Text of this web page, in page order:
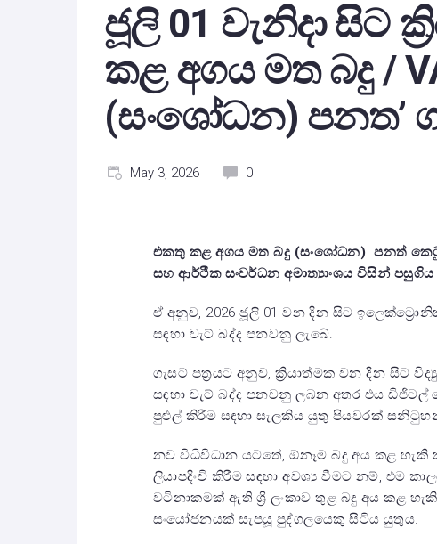
ජූලි 01 වැනිදා සිට
කළ අගය මත බදු /
(සංශෝධන) පනත’
May 3, 2026 0
එකතු කළ අගය මත බදු (සංශෝධන) පනත්
සහ ආර්ථික සංවර්ධන අමාත්‍යාංශය විසින් පසුගිය
ඒ අනුව, 2026 ජූලි 01 වන දින සිට
සඳහා වැට් බද්ද පනවනු ලැබේ.
ගැසට් පත්‍රයට අනුව, ක්‍රියාත්මක වන දින සිට
සඳහා වැට් බද්ද පනවනු ලබන අතර එය ඩිජිටල්
පුළුල් කිරීම සඳහා සැලකිය යුතු පියවරක්
නව විධිවිධාන යටතේ, ඕනෑම බදු අය කළ හැකි
ලියාපදිංචි කිරීම සඳහා අවශ්‍ය වීමට නම්, එම
වටිනාකමක් ඇති ශ්‍රී ලංකාව තුළ බදු අය කළ
සංයෝජනයක් සැපයූ පුද්ගලයෙකු සිටිය යුතුය.